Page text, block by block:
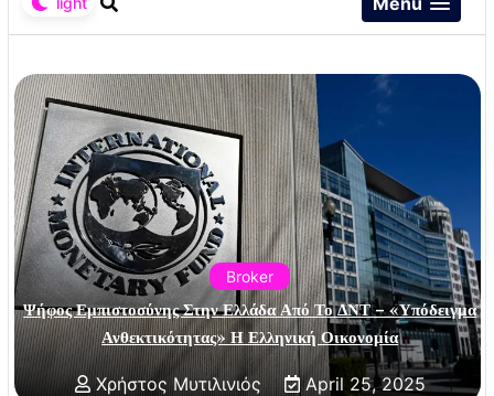
Broker
Ψήφος Εμπιστοσύνης Στην Ελλάδα Από Το ΔΝΤ – «Υπόδειγμα
Ανθεκτικότητας» Η Ελληνική Οικονομία
Χρήστος Μυτιλινιός April 25, 2025